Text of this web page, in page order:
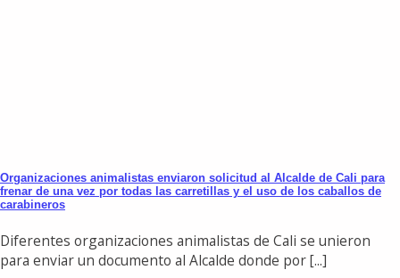
Organizaciones animalistas enviaron solicitud al Alcalde de Cali para
frenar de una vez por todas las carretillas y el uso de los caballos de
carabineros
Diferentes organizaciones animalistas de Cali se unieron
para enviar un documento al Alcalde donde por [...]